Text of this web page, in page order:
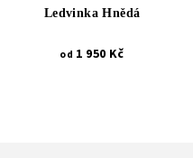
Ledvinka Hnědá
od 1 950 Kč